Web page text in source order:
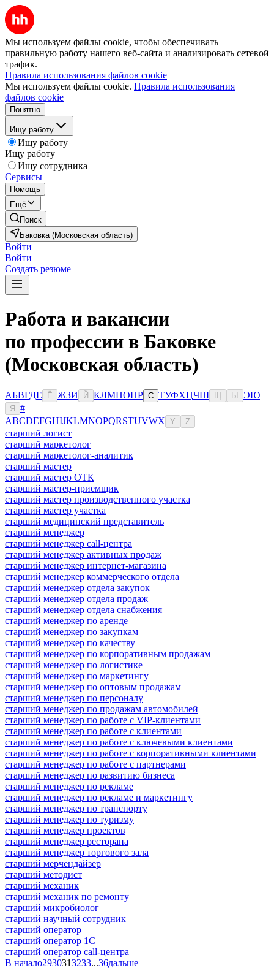
Мы используем файлы cookie, чтобы обеспечивать
правильную работу нашего веб-сайта и анализировать сетевой
трафик.
Правила использования файлов cookie
Мы используем файлы cookie. Правила использования
файлов cookie
Понятно
Ищу работу
Ищу работу
Ищу работу
Ищу сотрудника
Сервисы
Помощь
Ещё
Поиск
Баковка (Московская область)
Войти
Войти
Создать резюме
Работа и вакансии
по профессии в Баковке
(Московская область)
АБВГДЕ Ё ЖЗИ Й КЛМНОПР С ТУФХЦЧШ Ы ЭЮ
Я
#
ABCDEFGHIJKLMNOPQRSTUVWX Y Z
старший логист
старший маркетолог
старший маркетолог-аналитик
старший мастер
старший мастер ОТК
старший мастер-приемщик
старший мастер производственного участка
старший мастер участка
старший медицинский представитель
старший менеджер
старший менеджер call-центра
старший менеджер активных продаж
старший менеджер интернет-магазина
старший менеджер коммерческого отдела
старший менеджер отдела закупок
старший менеджер отдела продаж
старший менеджер отдела снабжения
старший менеджер по аренде
старший менеджер по закупкам
старший менеджер по качеству
старший менеджер по корпоративным продажам
старший менеджер по логистике
старший менеджер по маркетингу
старший менеджер по оптовым продажам
старший менеджер по персоналу
старший менеджер по продажам автомобилей
старший менеджер по работе с VIP-клиентами
старший менеджер по работе с клиентами
старший менеджер по работе с ключевыми клиентами
старший менеджер по работе с корпоративными клиентами
старший менеджер по работе с партнерами
старший менеджер по развитию бизнеса
старший менеджер по рекламе
старший менеджер по рекламе и маркетингу
старший менеджер по транспорту
старший менеджер по туризму
старший менеджер проектов
старший менеджер ресторана
старший менеджер торгового зала
старший мерчендайзер
старший методист
старший механик
старший механик по ремонту
старший микробиолог
старший научный сотрудник
старший оператор
старший оператор 1С
старший оператор call-центра
В начало2930313233...36дальше